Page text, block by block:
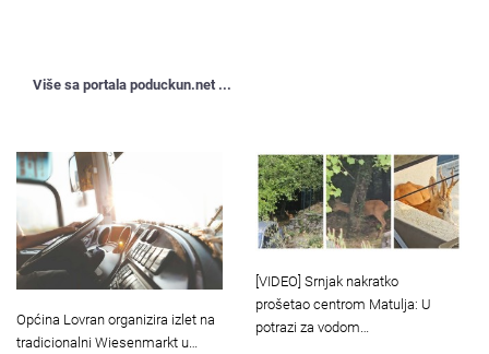
Više sa portala poduckun.net ...
Općina Lovran organizira izlet na
tradicionalni Wiesenmarkt u…
[VIDEO] Srnjak nakratko
prošetao centrom Matulja: U
potrazi za vodom…